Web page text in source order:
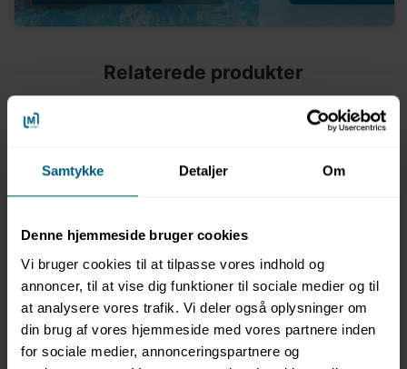
Samtykke Detaljer Om
Denne hjemmeside bruger cookies
Vi bruger cookies til at tilpasse vores indhold og
annoncer, til at vise dig funktioner til sociale medier og til
at analysere vores trafik. Vi deler også oplysninger om
din brug af vores hjemmeside med vores partnere inden
for sociale medier, annonceringspartnere og
Relaterede produkter
NYHED
0204632
Badebukser | Team |
UV50+ | Square Leg |
BECO
0204634
Badebukser | Team |
UV50+ | Swim Brief |
BECO